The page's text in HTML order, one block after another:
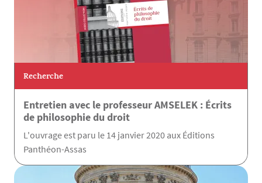
Recherche
Entretien avec le professeur AMSELEK : Écrits
de philosophie du droit
L'ouvrage est paru le 14 janvier 2020 aux Éditions
Panthéon-Assas